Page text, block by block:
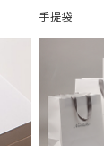
手提袋